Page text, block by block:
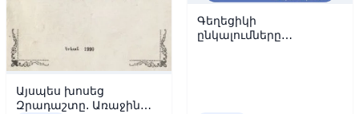
Այսպես խոսեց
Զրադաշտը. Առաջին
Գեղեցիկի
ընկալումները